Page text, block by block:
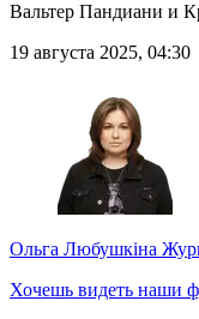
Вальтер Пандиани и
19 августа 2025, 04:30
Ольга Любушкіна
Хочешь видеть наши